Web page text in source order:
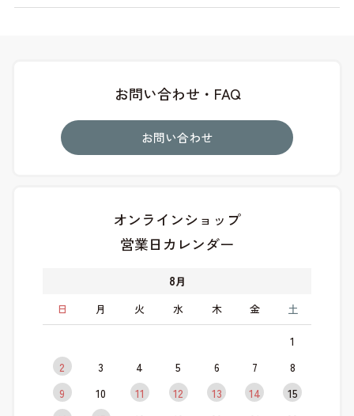
お問い合わせ・FAQ
お問い合わせ
オンラインショップ
営業日カレンダー
8月
日
月 火 水 木 金 土
1
2
3 4 5 6 7
8
9
10 11 12 13 14
15